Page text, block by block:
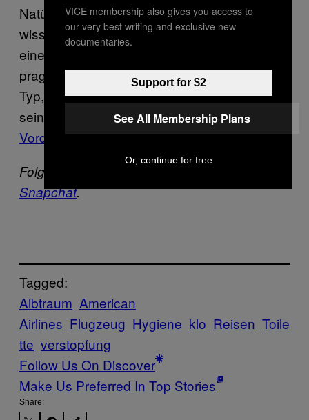
Natürlich haben wir dafür Verständnis. Wir
wissen aber auch, dass es Leute gibt, die auf
eine solche Extremsituation, sagen wir,
pragmatischer reagiert hätten: Gestatten, der
Typ, der vor Kurzem während eines Flugs
seine Hose runtergelassen undauf den
Vordersitz gepisst hat.
Folge VICE auf Facebook
Snapchat.
Tagged:
Albtraum American
Airlines Flugzeug Hygiene klo Reisen Toile
tte verstopfung
Follow Us On Discover
Make Us Preferred In Top Stories
Share:
VICE membership also gives you access to
our very best writing and exclusive new
documentaries.
Support for $2
See All Membership Plans
Or, continue for free